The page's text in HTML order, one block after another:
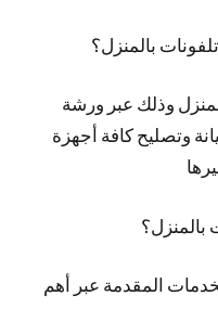
بالمنزل؟
وذلك عبر ورشة
وتصليح كافة أجهزة
بالمنزل؟
المقدمة عبر أهم